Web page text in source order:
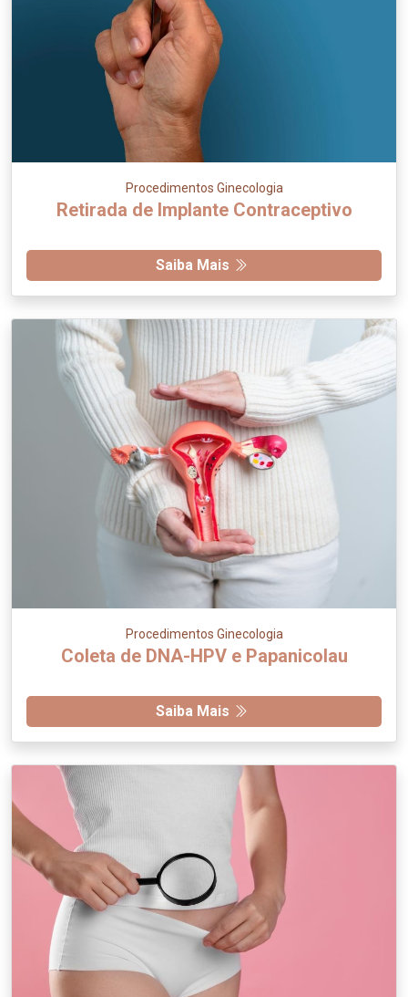
Procedimentos Ginecologia
Retirada de Implante Contraceptivo
Saiba Mais
Procedimentos Ginecologia
Coleta de DNA-HPV e Papanicolau
Saiba Mais